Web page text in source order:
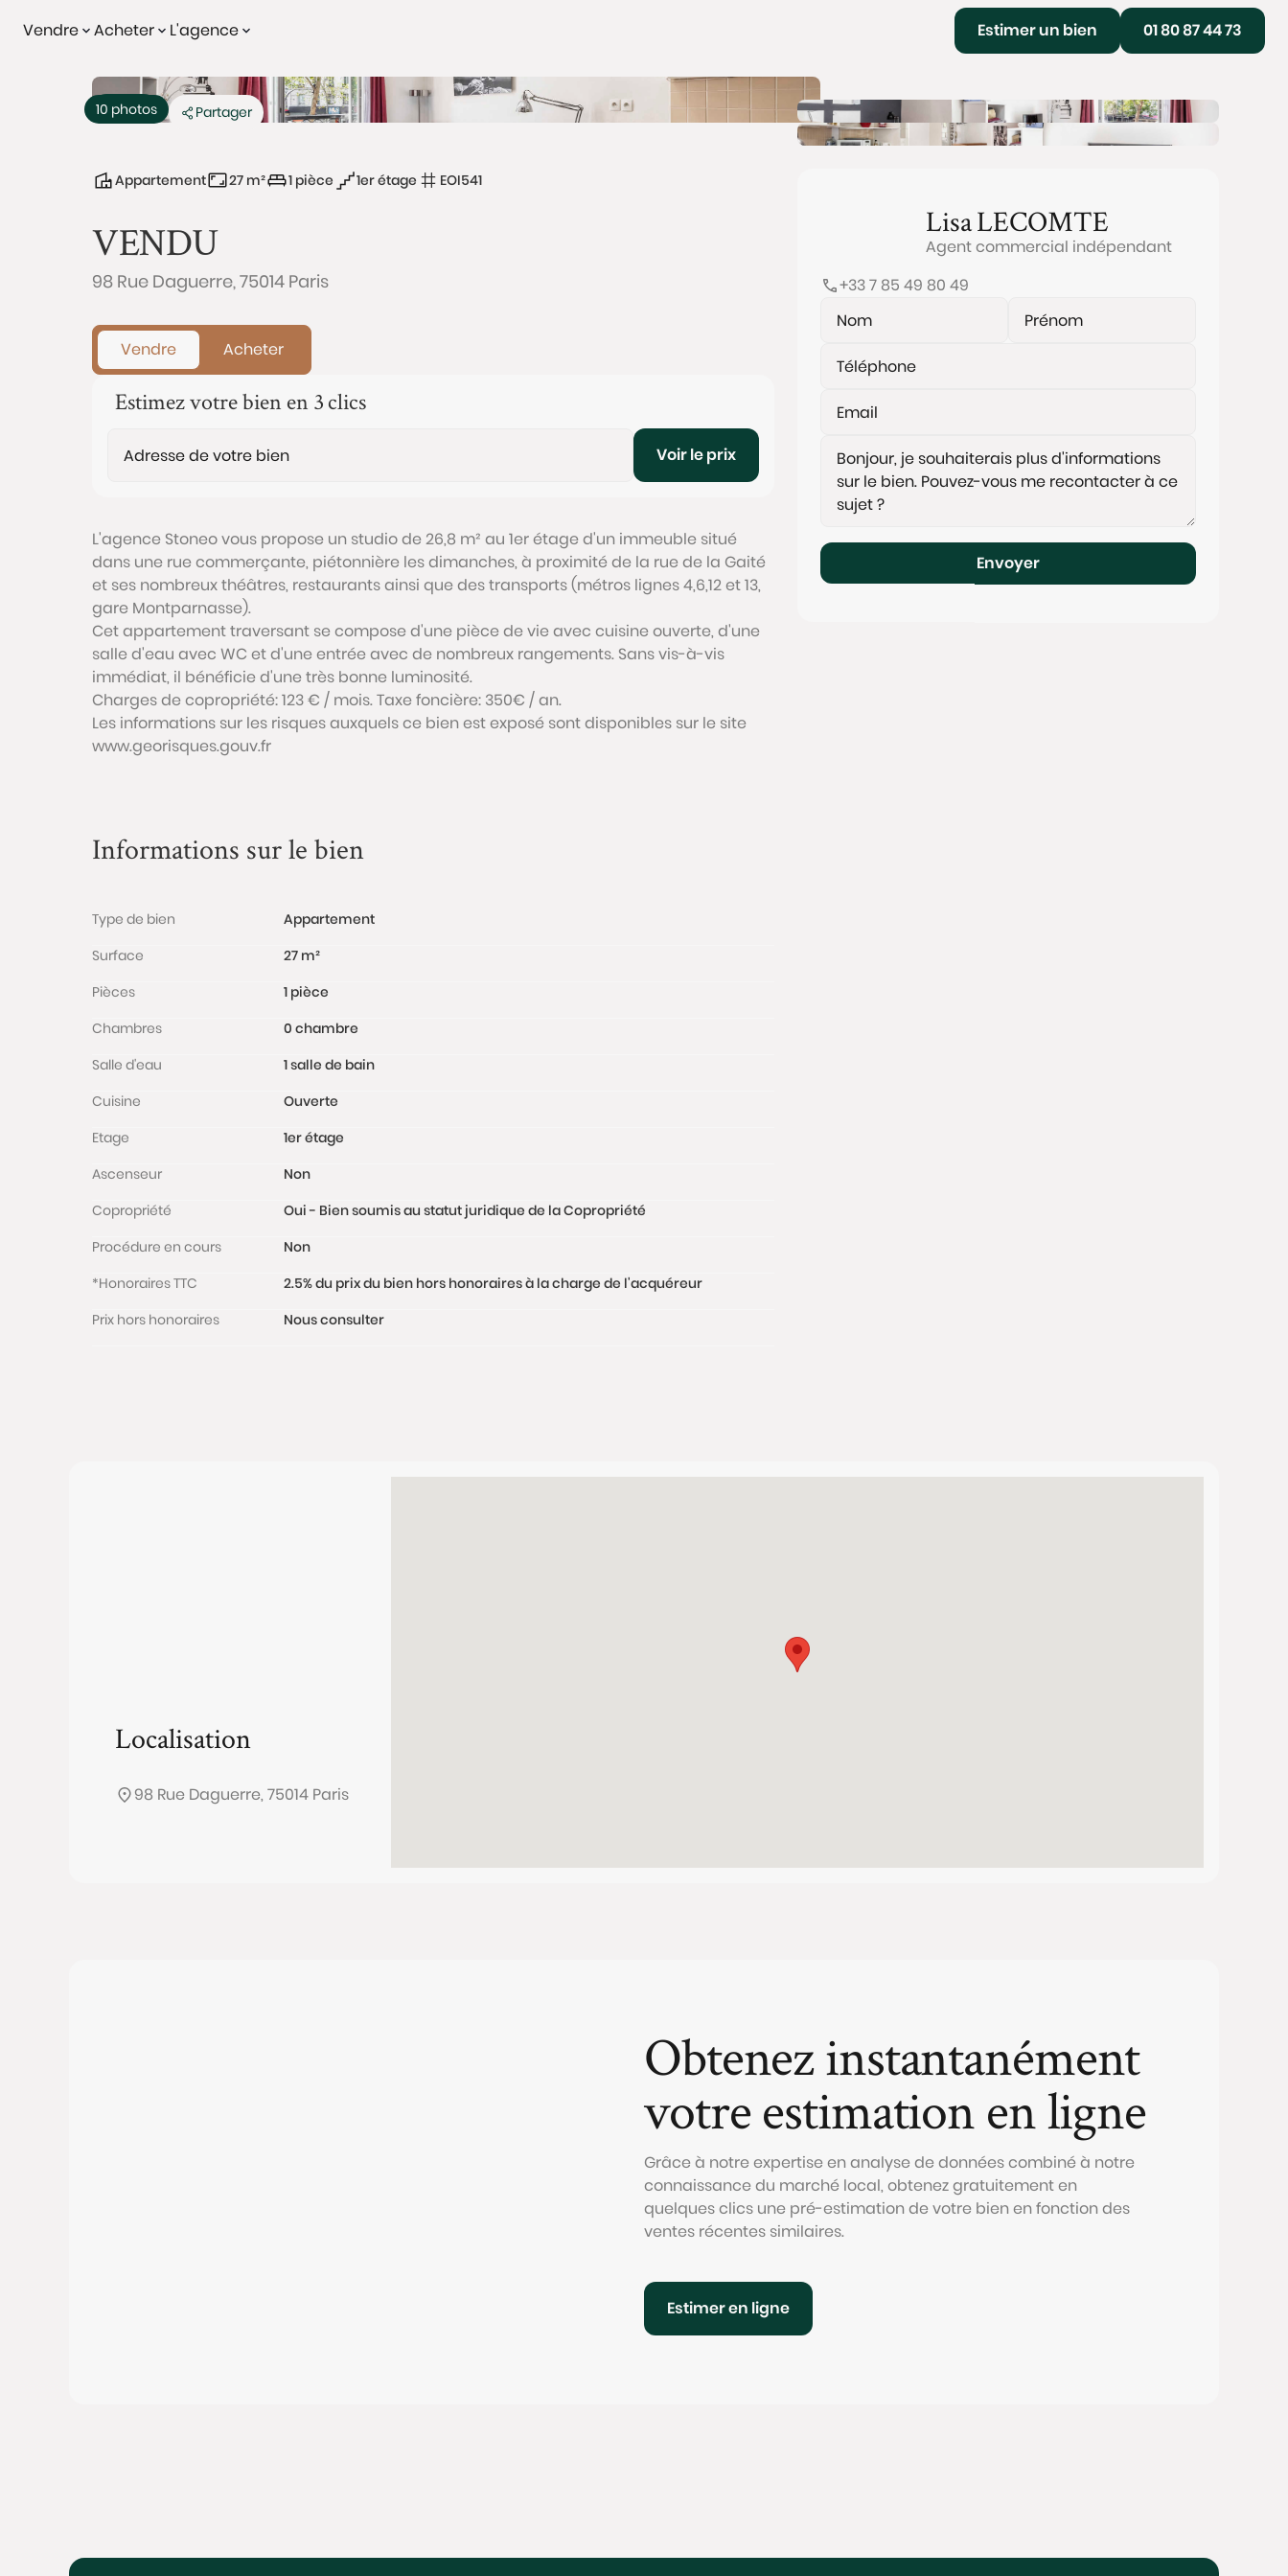
Vendre Acheter L'agence Estimer un bien 01 80 87 44 73
Vendu
10 photos Partager
Appartement 27 m² 1 pièce 1er étage EOI541
VENDU
98 Rue Daguerre, 75014 Paris
Vendre Acheter
Estimez votre bien en 3 clics
Voir le prix
L'agence Stoneo vous propose un studio de 26,8 m² au 1er étage d'un immeuble situé
dans une rue commerçante, piétonnière les dimanches, à proximité de la rue de la Gaité
et ses nombreux théâtres, restaurants ainsi que des transports (métros lignes 4,6,12 et 13,
gare Montparnasse).
Cet appartement traversant se compose d'une pièce de vie avec cuisine ouverte, d'une
salle d'eau avec WC et d'une entrée avec de nombreux rangements. Sans vis-à-vis
immédiat, il bénéficie d'une très bonne luminosité.
Charges de copropriété: 123 € / mois. Taxe foncière: 350€ / an.
Les informations sur les risques auxquels ce bien est exposé sont disponibles sur le site
www.georisques.gouv.fr
Informations sur le bien
Type de bien
Appartement
Surface
27 m²
Pièces
1 pièce
Chambres
0 chambre
Salle d'eau
1 salle de bain
Cuisine
Ouverte
Etage
1er étage
Ascenseur
Non
Copropriété
Oui - Bien soumis au statut juridique de la Copropriété
Procédure en cours
Non
*Honoraires TTC
2.5% du prix du bien hors honoraires à la charge de l'acquéreur
Prix hors honoraires
Nous consulter
LisaLECOMTE
Agent commercial indépendant
+33 7 85 49 80 49
Envoyer
Localisation
98 Rue Daguerre, 75014 Paris
Obtenez instantanément
votre estimation en ligne
Grâce à notre expertise en analyse de données combiné à notre
connaissance du marché local, obtenez gratuitement en
quelques clics une pré-estimation de votre bien en fonction des
ventes récentes similaires.
Estimer en ligne